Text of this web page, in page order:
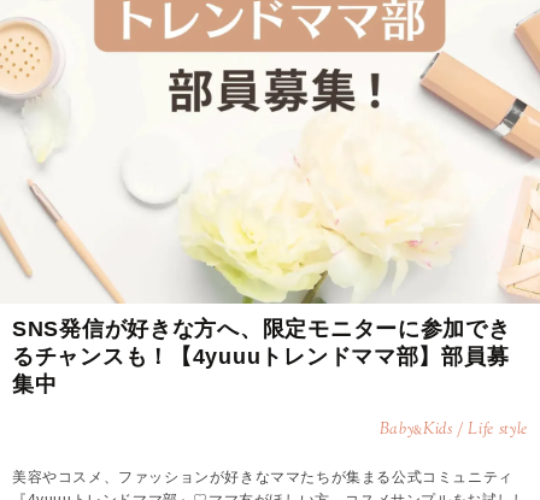
SNS発信が好きな方へ、限定モニターに参加でき
るチャンスも！【4yuuuトレンドママ部】部員募
集中
Baby&Kids / Life style
美容やコスメ、ファッションが好きなママたちが集まる公式コミュニティ